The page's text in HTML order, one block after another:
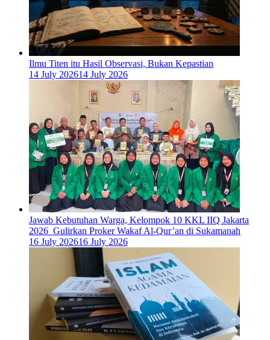
Ilmu Titen itu Hasil Observasi, Bukan Kepastian
14 July 202614 July 2026
Jawab Kebutuhan Warga, Kelompok 10 KKL IIQ Jakarta
2026 Gulirkan Proker Wakaf Al-Qur’an di Sukamanah
16 July 202616 July 2026